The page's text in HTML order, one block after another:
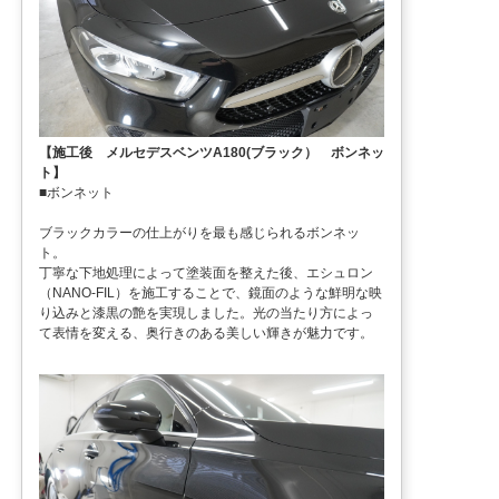
【施工後 メルセデスベンツA180(ブラック） ボンネッ
ト】
■ボンネット
ブラックカラーの仕上がりを最も感じられるボンネッ
ト。
丁寧な下地処理によって塗装面を整えた後、エシュロン
（NANO-FIL）を施工することで、鏡面のような鮮明な映
り込みと漆黒の艶を実現しました。光の当たり方によっ
て表情を変える、奥行きのある美しい輝きが魅力です。